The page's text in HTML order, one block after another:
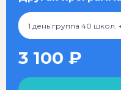
1 день группа 40 школ.
3 100 ₽